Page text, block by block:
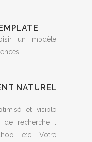
un modèle
NATUREL
et visible
de recherche :
etc. Votre